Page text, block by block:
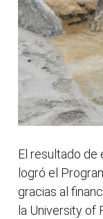
El resultado de
logró el
gracias al
la University of